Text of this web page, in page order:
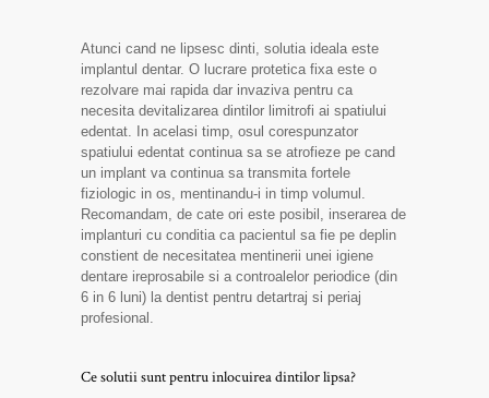
Atunci cand ne lipsesc dinti, solutia ideala este
implantul dentar. O lucrare protetica fixa este o
rezolvare mai rapida dar invaziva pentru ca
necesita devitalizarea dintilor limitrofi ai spatiului
edentat. In acelasi timp, osul corespunzator
spatiului edentat continua sa se atrofieze pe cand
un implant va continua sa transmita fortele
fiziologic in os, mentinandu-i in timp volumul.
Recomandam, de cate ori este posibil, inserarea de
implanturi cu conditia ca pacientul sa fie pe deplin
constient de necesitatea mentinerii unei igiene
dentare ireprosabile si a controalelor periodice (din
6 in 6 luni) la dentist pentru detartraj si periaj
profesional.
Ce solutii sunt pentru inlocuirea dintilor lipsa?